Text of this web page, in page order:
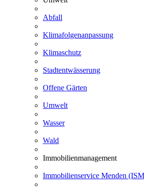
Abfall
Klimafolgenanpassung
Klimaschutz
Stadtentwässerung
Offene Gärten
Umwelt
Wasser
Wald
Immobilienmanagement
Immobilienservice Menden